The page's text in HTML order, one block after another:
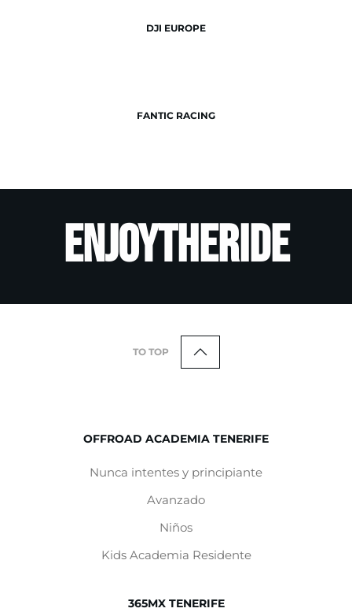
DJI EUROPE
FANTIC RACING
ENJOYTHERIDE
TO TOP
OFFROAD ACADEMIA TENERIFE
Nunca intentes y principiante
Avanzado
Niños
Kids Academia Residente
365MX TENERIFE